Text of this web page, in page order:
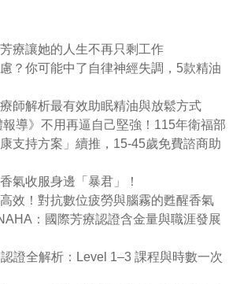
療讓她的人生不再只剩工作
？你可能中了自律神經失調，5款精油
師解析最有效助眠精油與放鬆方式
報導》不用再逼自己堅強！115年衛福部
康支持方案」續推，15-45歲免費諮商助
氣收服身邊「暴君」！
效！對抗數位疲勞與腦霧的甦醒香氣
：國際芳療認證含金量與職涯發展
證全解析：Level 1–3 課程與時數一次